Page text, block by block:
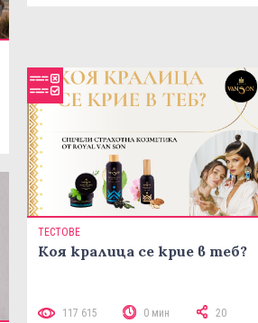
ТЕСТОВЕ
Коя кралица се крие в теб?
117 615 0 мин 20